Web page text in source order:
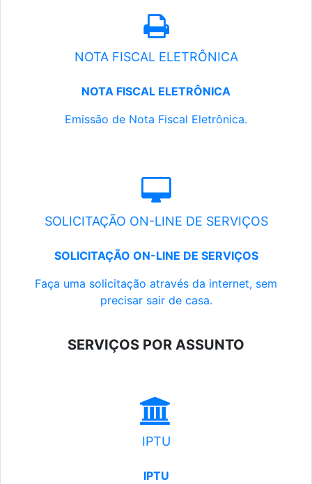
NOTA FISCAL ELETRÔNICA
NOTA FISCAL ELETRÔNICA
Emissão de Nota Fiscal Eletrônica.
SOLICITAÇÃO ON-LINE DE SERVIÇOS
SOLICITAÇÃO ON-LINE DE SERVIÇOS
Faça uma solicitação através da internet, sem
precisar sair de casa.
SERVIÇOS POR ASSUNTO
IPTU
IPTU